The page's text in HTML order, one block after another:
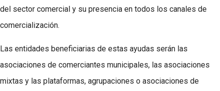
del sector comercial y su presencia en todos los canales de
comercialización.
Las entidades beneficiarias de estas ayudas serán las
asociaciones de comerciantes municipales, las asociaciones
mixtas y las plataformas, agrupaciones o asociaciones de